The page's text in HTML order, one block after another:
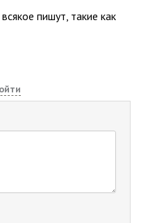
пишут, такие как